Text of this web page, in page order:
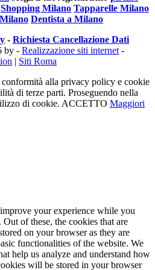
Shopping Milano Tapparelle Milano
Dentista a Milano
- Richiesta Cancellazione Dati
by - Realizzazione siti internet -
| Siti Roma
alla privacy policy e cookie
di terze parti. Proseguendo nella
di cookie. ACCETTO Maggiori
your experience while you
of these, the cookies that are
on your browser as they are
functionalities of the website. We
help us analyze and understand how
will be stored in your browser